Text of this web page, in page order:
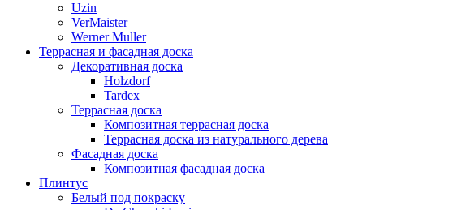
Uzin
VerMaister
Werner Muller
Террасная и фасадная доска
Декоративная доска
Holzdorf
Tardex
Террасная доска
Композитная террасная доска
Террасная доска из натурального дерева
Фасадная доска
Композитная фасадная доска
Плинтус
Белый под покраску